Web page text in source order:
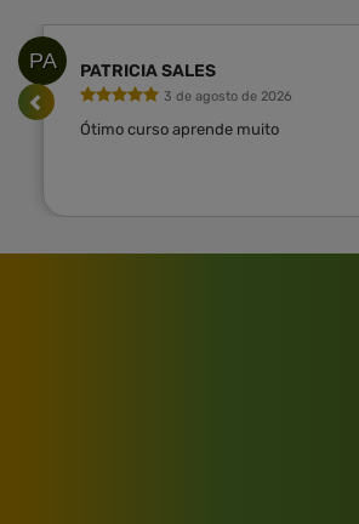
PA PATRICIA SALES
3 de agosto de 2026
Ótimo curso aprende muito